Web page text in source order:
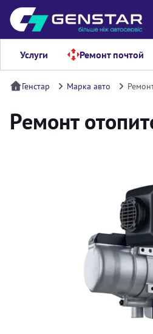
Услуги Ремонт почтой
Генстар Марка авто
Ремонт